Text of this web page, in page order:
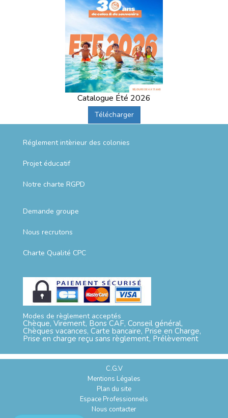
Catalogue Été 2026
Télécharger
Réglement intèrieur des colonies
Projet éducatif
Notre charte RGPD
Demande groupe
Nous recrutons
Charte Qualité CPC
Modes de règlement acceptés
Chèque, Virement, Bons CAF, Conseil général,
Chèques vacances, Carte bancaire, Prise en Charge,
Prise en charge reçu sans règlement, Prélèvement
C.G.V
Mentions Légales
Plan du site
Espace Professionnels
Nous contacter